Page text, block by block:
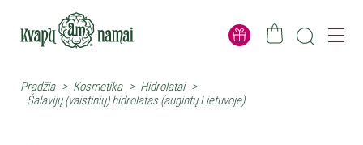
Pradžia > Kosmetika > Hidrolatai >
Šalavijų (vaistinių) hidrolatas (augintų Lietuvoje)